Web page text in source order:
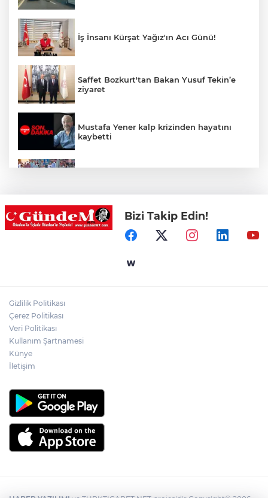
İş İnsanı Kürşat Yağız'ın Acı Günü!
Saffet Bozkurt'tan Bakan Yusuf Tekin’e
ziyaret
Mustafa Yener kalp krizinden hayatını
kaybetti
Zonguldak'ta Rüzgarlımeşe İlkokulu'nun
yıkımı gerçekleştirildi!
Bizi Takip Edin!
Gizlilik Politikası
Çerez Politikası
Veri Politikası
Kullanım Şartnamesi
Künye
İletişim